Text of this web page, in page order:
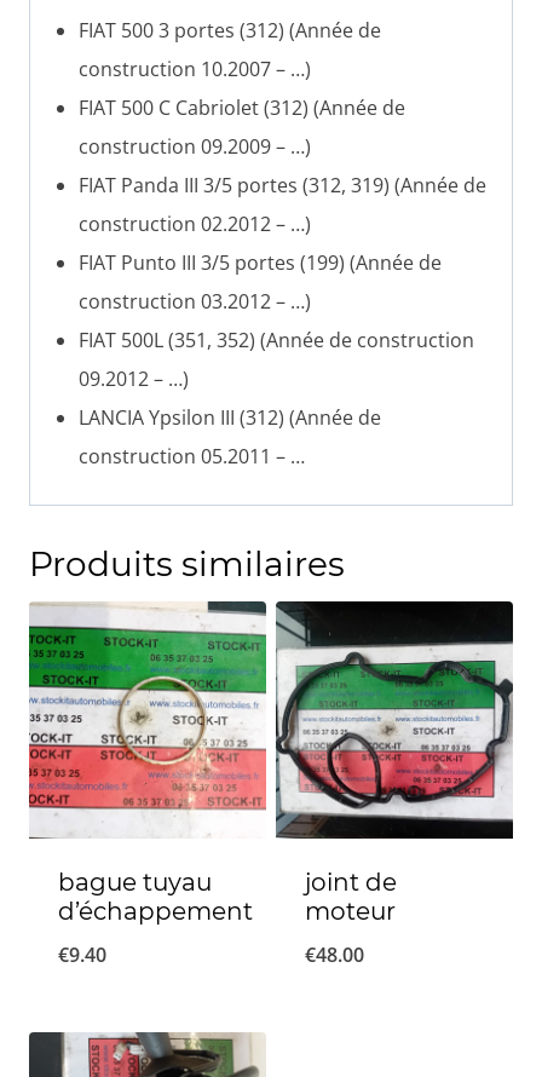
FIAT 500 3 portes (312) (Année de
construction 10.2007 – …)
FIAT 500 C Cabriolet (312) (Année de
construction 09.2009 – …)
FIAT Panda III 3/5 portes (312, 319) (Année de
construction 02.2012 – …)
FIAT Punto III 3/5 portes (199) (Année de
construction 03.2012 – …)
FIAT 500L (351, 352) (Année de construction
09.2012 – …)
LANCIA Ypsilon III (312) (Année de
construction 05.2011 – …
Produits similaires
bague tuyau
d’échappement
€9.40
joint de
moteur
€48.00